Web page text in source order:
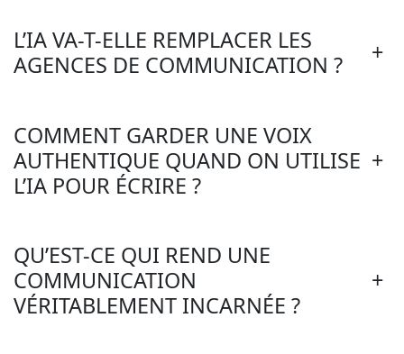
L’IA VA-T-ELLE REMPLACER LES
AGENCES DE COMMUNICATION ?
+
COMMENT GARDER UNE VOIX
AUTHENTIQUE QUAND ON UTILISE
L’IA POUR ÉCRIRE ?
+
QU’EST-CE QUI REND UNE
COMMUNICATION
VÉRITABLEMENT INCARNÉE ?
+